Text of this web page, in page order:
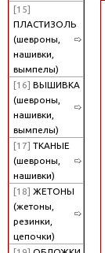
[15]
ПЛАСТИЗОЛЬ
(шевроны,
нашивки,
вымпелы)
[16] ВЫШИВКА
(шевроны,
нашивки,
вымпелы)
[17] ТКАНЫЕ
(шевроны,
нашивки)
[18] ЖЕТОНЫ
(жетоны,
резинки,
цепочки)